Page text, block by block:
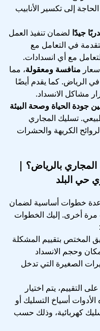
إلى تكسير الأنابيب
جيدًا لضمان تنفيذ العمل
في التعامل مع
مع أي انسدادات.
منافسة ومعقولة، مما
في الرياض. كما يقدم أيضًا
مشاكل الانسداد.
جودة الحياة وصحة البيئة
تسليك المجاري
الكريهة والحشرات
بالرياض؟ |
حي البلد
عدة خطوات أساسية لضمان
مرة أخرى. إليك الخطوات
المختص بتقييم المشكلة
وحجم الانسداد
الصغيرة التي تدخل
على التقييم، يتم اختيار
أسياخ التسليك أو
كهربائية، وذلك حسب